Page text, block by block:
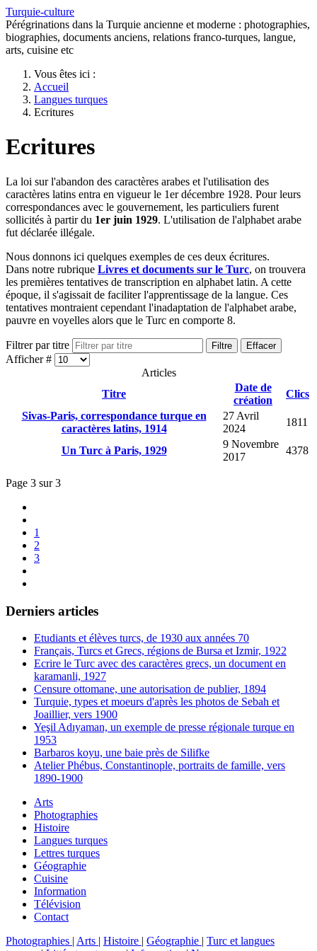
Turquie-culture
Pérégrinations dans la Turquie ancienne et moderne : photographies,
biographies, documents anciens, relations franco-turques, langue,
arts, cuisine etc
Vous êtes ici :
Accueil
Langues turques
Ecritures
Ecritures
La loi sur l'abandon des caractères arabes et l'utilisation des
caractères latins entra en vigueur le 1er décembre 1928. Pour leurs
correspondances avec le gouvernement, les particuliers furent
sollicités à partir du 1er juin 1929. L'utilisation de l'alphabet arabe
fut déclarée illégale.
Nous donnons ici quelques exemples de ces deux écritures.
Dans notre rubrique Livres et documents sur le Turc, on trouvera
les premières tentatives de transcription en alphabet latin. A cette
époque, il s'agissait de faciliter l'apprentissage de la langue. Ces
tentatives montraient cependant l'inadaptation de l'alphabet arabe,
pauvre en voyelles alors que le Turc en comporte 8.
Filtrer par titre Filtre Effacer
Afficher #
Articles
Titre
Date de
création
Clics
Sivas-Paris, correspondance turque en
caractères latins, 1914
27 Avril
2024
1811
Un Turc à Paris, 1929
9 Novembre
2017
4378
Page 3 sur 3
1
2
3
Derniers articles
Etudiants et élèves turcs, de 1930 aux années 70
Français, Turcs et Grecs, régions de Bursa et Izmir, 1922
Ecrire le Turc avec des caractères grecs, un document en
karamanli, 1927
Censure ottomane, une autorisation de publier, 1894
Turquie, types et moeurs d'après les photos de Sebah et
Joaillier, vers 1900
Yeşil Adıyaman, un exemple de presse régionale turque en
1953
Barbaros koyu, une baie près de Silifke
Atelier Phébus, Constantinople, portraits de famille, vers
1890-1900
Arts
Photographies
Histoire
Langues turques
Lettres turques
Géographie
Cuisine
Information
Télévision
Contact
Photographies | Arts | Histoire | Géographie | Turc et langues